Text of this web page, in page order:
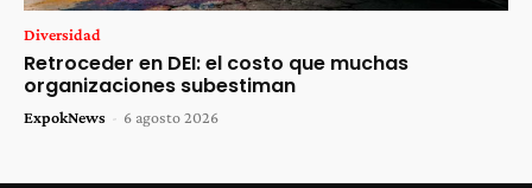
Diversidad
Retroceder en DEI: el costo que muchas
organizaciones subestiman
ExpokNews - 6 agosto 2026